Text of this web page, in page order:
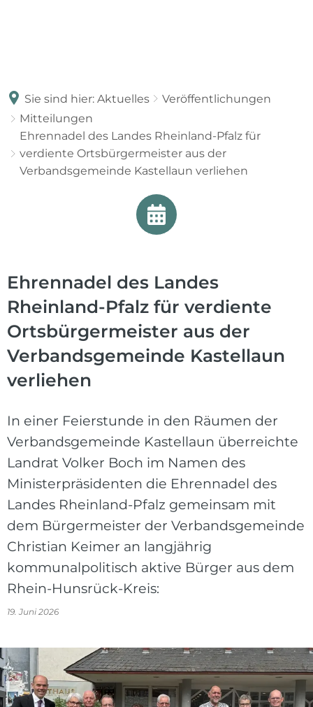
Sie sind hier: Aktuelles
Veröffentlichungen
Mitteilungen
Ehrennadel des Landes Rheinland-Pfalz für
verdiente Ortsbürgermeister aus der
Verbandsgemeinde Kastellaun verliehen
Ehrennadel des Landes
Rheinland-Pfalz für verdiente
Ortsbürgermeister aus der
Verbandsgemeinde Kastellaun
verliehen
In einer Feierstunde in den Räumen der
Verbandsgemeinde Kastellaun überreichte
Landrat Volker Boch im Namen des
Ministerpräsidenten die Ehrennadel des
Landes Rheinland-Pfalz gemeinsam mit
dem Bürgermeister der Verbandsgemeinde
Christian Keimer an langjährig
kommunalpolitisch aktive Bürger aus dem
Rhein-Hunsrück-Kreis:
19. Juni 2026